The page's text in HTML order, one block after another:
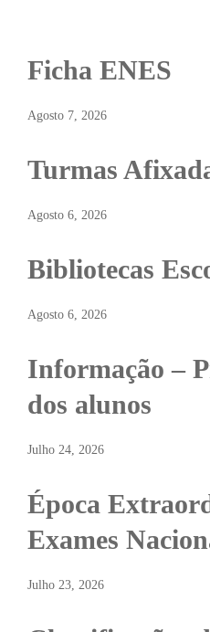
Ficha ENES
Agosto 7, 2026
Turmas
Agosto 6, 2026
Bibliotecas
Agosto 6, 2026
Informação –
dos alunos
Julho 24, 2026
Época
Exames
Julho 23, 2026